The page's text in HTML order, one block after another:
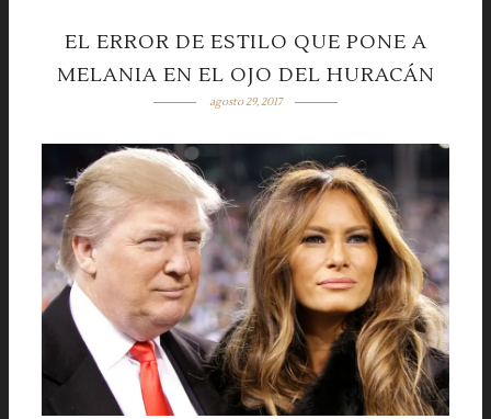
EL ERROR DE ESTILO QUE PONE A
MELANIA EN EL OJO DEL HURACÁN
agosto 29, 2017